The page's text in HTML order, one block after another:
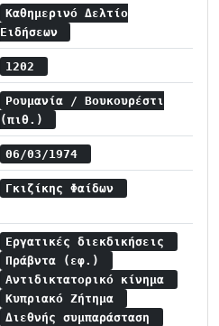
Καθημερινό Δελτίο
Ειδήσεων
1202
Ρουμανία / Βουκουρέστι
(πιθ.)
06/03/1974
Γκιζίκης Φαίδων
Εργατικές διεκδικήσεις
Πράβντα (εφ.)
Αντιδικτατορικό κίνημα
Κυπριακό Ζήτημα
Διεθνής συμπαράσταση